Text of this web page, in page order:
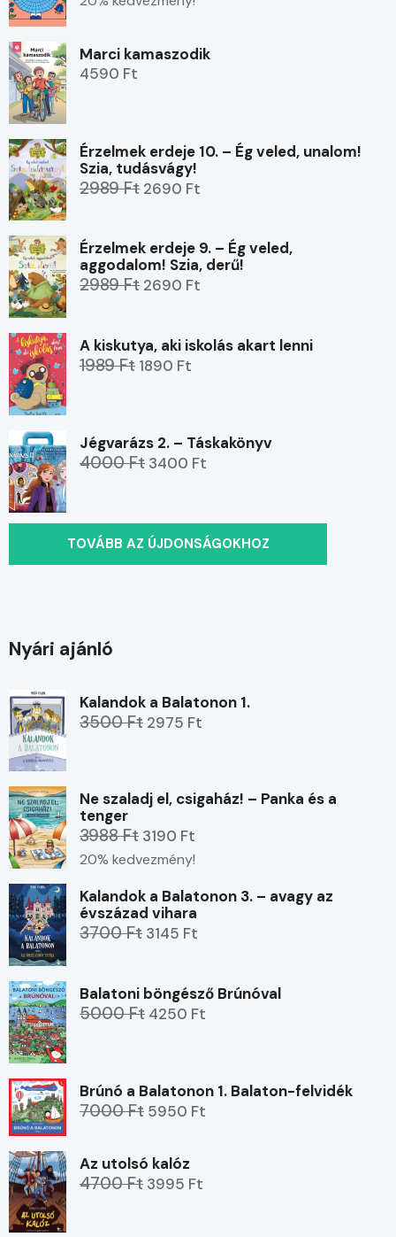
Marci kamaszodik
4590 Ft
Érzelmek erdeje 10. – Ég veled, unalom!
Szia, tudásvágy!
2989 Ft 2690 Ft
Érzelmek erdeje 9. – Ég veled,
aggodalom! Szia, derű!
2989 Ft 2690 Ft
A kiskutya, aki iskolás akart lenni
1989 Ft 1890 Ft
Jégvarázs 2. – Táskakönyv
4000 Ft 3400 Ft
TOVÁBB AZ ÚJDONSÁGOKHOZ
Nyári ajánló
Kalandok a Balatonon 1.
3500 Ft 2975 Ft
Ne szaladj el, csigaház! – Panka és a
tenger
3988 Ft 3190 Ft
20% kedvezmény!
Kalandok a Balatonon 3. – avagy az
évszázad vihara
3700 Ft 3145 Ft
Balatoni böngésző Brúnóval
5000 Ft 4250 Ft
Brúnó a Balatonon 1. Balaton-felvidék
7000 Ft 5950 Ft
Az utolsó kalóz
4700 Ft 3995 Ft